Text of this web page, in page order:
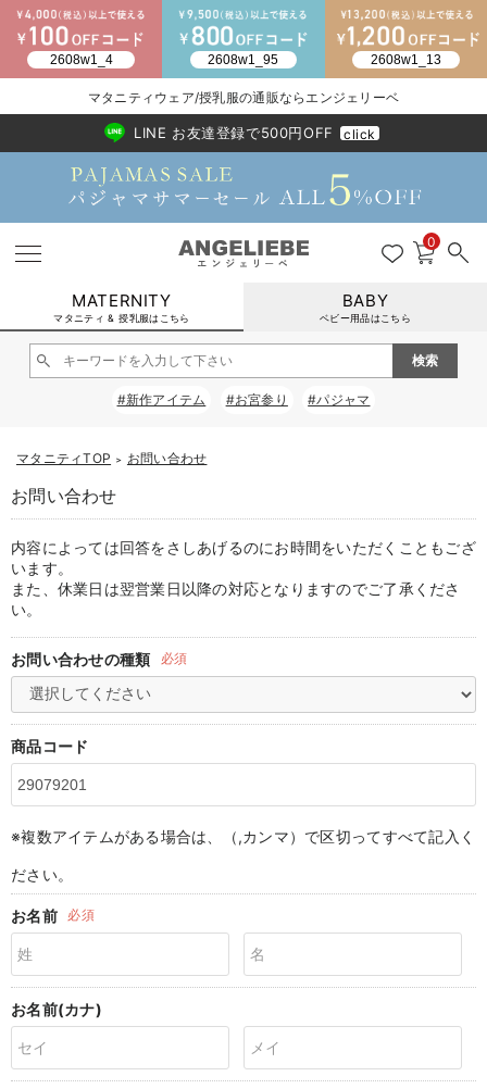
戻る
マタニティウェア全て
マタニティ ワンピース
マタニティ パンツ
マタニティ スカート
マタニティ トップス
マタニティ アウター（コート）・ママコート
戻る
マタニティ 下着・インナー全て
マタニティ ショーツ
妊婦帯・腹帯・産前ガードル
マタニティ 授乳 キャミソール
産褥ショーツ
骨盤・マタニティベルト （妊娠中・産後）
産後 ガードル インナー
マタニティ 腹巻き
戻る
授乳ワンピース
授乳トップス
戻る
マタニティ フォーマル全て
マタニティ スーツ
マタニティ オフィス 通勤服
マタニティ ドレス（結婚式・お呼ばれ）
マタニティ フォーマル パンツ・ボトムス
戻る
妊婦用 抱き枕・授乳クッション
授乳 ケープ
戻る
マタニティレッグウェア全て
マタニティストッキング・タイツ
マタニティレギンス
戻る
マタニティ ボディケア全て
妊娠線クリーム
戻る
アウトレット全て
【アウトレット】ワンピース
【アウトレット】トップス・授乳トップス
【アウトレット】ボトムス
【アウトレット】パジャマ
【アウトレット】インナー
【アウトレット】ベビー
戻る
抗菌防臭加工
透け防止
見えてもカワイイ
コットン素材
冷房対策
接触冷感素材
Tシャツブラ
ブラトップ
親子セット
快適機能ウェア特集 パジャマ
erbaviva（エルバビーバ）
ハレの日に着るANGELIEBEのセレモニー
戻る
再入荷｜インナー
再入荷｜アウター
送料無料アイテム全て
パンツ
スカート
パジャマ
インナー
雑貨
ベビー
ブラキャミ おまとめ
MAX55%OFF ブラックフ
【37周年祭セール】
気温差別オススメア
マタニティウェア
こだわりの履き心地
レギンス
オフィス
きれいめスカート派
きれいめ美脚パンツ派
ツィード派
王道シンプル派
セットアップ派
出産準備応援割全て
ベビー
【フォーマル】トッ
【ベビー】グッズ
コンビ肌着
短肌着
セット
快適ウェア10%OFF
春のマタニティワン
Iライン ・タイトシル
ジャンパースカート/
ワーク・オフィス
カジュアル
フォーマル / オケー
あったかアイテム｜
Gift Selection 出産
〜10,000円（税込）
10,001円（税込）〜
女の子におススメの
男の子におススメの
定番ギフト
もらって嬉しいギフト
かわいくておもしろ
冬の冷え対策インナ
腹巻・ひざ上パンツ
保温&リカバリー
レギンス・タイツ
カップ付きインナー
あったか度◎
裏起毛素材
入院準備の持ち物チ
産後に使うグッズ
冬のあったか特集全て
【冬のあったか特集
【冬のあったか特集
マタニティウェア/授乳服の通販ならエンジェリーベ
2026/NewArrival
送料495円(一部地域を除く) 7,700円以上で送料無料
LINE お友達登録で500円OFF click
0
MATERNITY
マタニティ & 授乳服はこちら
BABY
ベビー用品はこちら
#新作アイテム #お宮参り #パジャマ
マタニティTOP ＞ お問い合わせ
お問い合わせ
内容によっては回答をさしあげるのにお時間をいただくこともござ
います。
また、休業日は翌営業日以降の対応となりますのでご了承くださ
い。
お問い合わせの種類 必須
商品コード
※複数アイテムがある場合は、（,カンマ）で区切ってすべて記入く
ださい。
お名前 必須
お名前(カナ)